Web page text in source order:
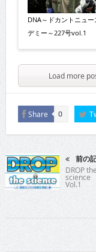
DNA～ドカントニュー
デミー～227号vol.1
Load more
Share 0
前の
DROP the
science
Vol.1